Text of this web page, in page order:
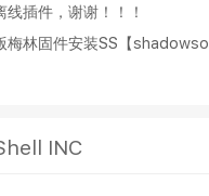
线插件，谢谢！！！
梅林固件安装SS【
INC